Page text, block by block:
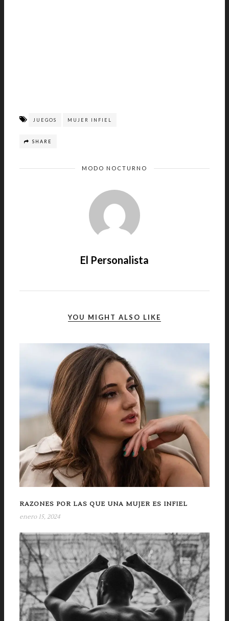
JUEGOS MUJER INFIEL
SHARE
MODO NOCTURNO
El Personalista
YOU MIGHT ALSO LIKE
RAZONES POR LAS QUE UNA MUJER ES INFIEL
enero 15, 2024